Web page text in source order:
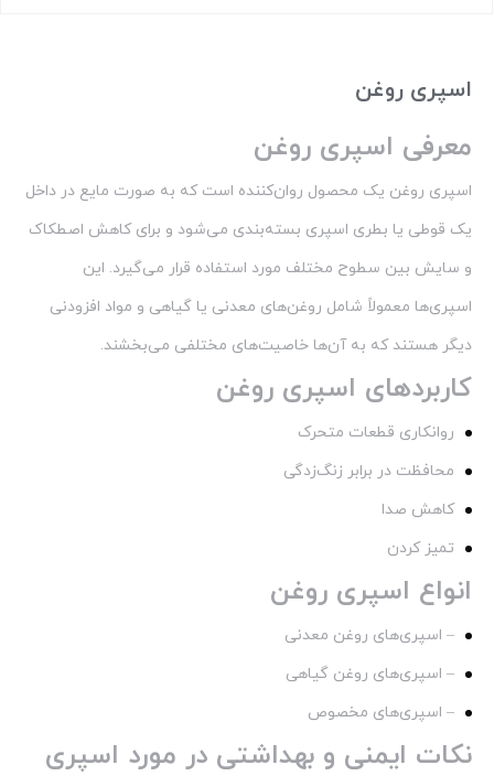
اسپری روغن
معرفی اسپری روغن
اسپری روغن یک محصول روان‌کننده است که به صورت مایع در داخل
یک قوطی یا بطری اسپری بسته‌بندی می‌شود و برای کاهش اصطکاک
و سایش بین سطوح مختلف مورد استفاده قرار می‌گیرد. این
اسپری‌ها معمولاً شامل روغن‌های معدنی یا گیاهی و مواد افزودنی
دیگر هستند که به آن‌ها خاصیت‌های مختلفی می‌بخشند.
کاربردهای اسپری روغن
روانکاری قطعات متحرک
محافظت در برابر زنگ‌زدگی
کاهش صدا
تمیز کردن
انواع اسپری روغن
– اسپری‌های روغن معدنی
– اسپری‌های روغن گیاهی
– اسپری‌های مخصوص
نکات ایمنی و بهداشتی در مورد اسپری